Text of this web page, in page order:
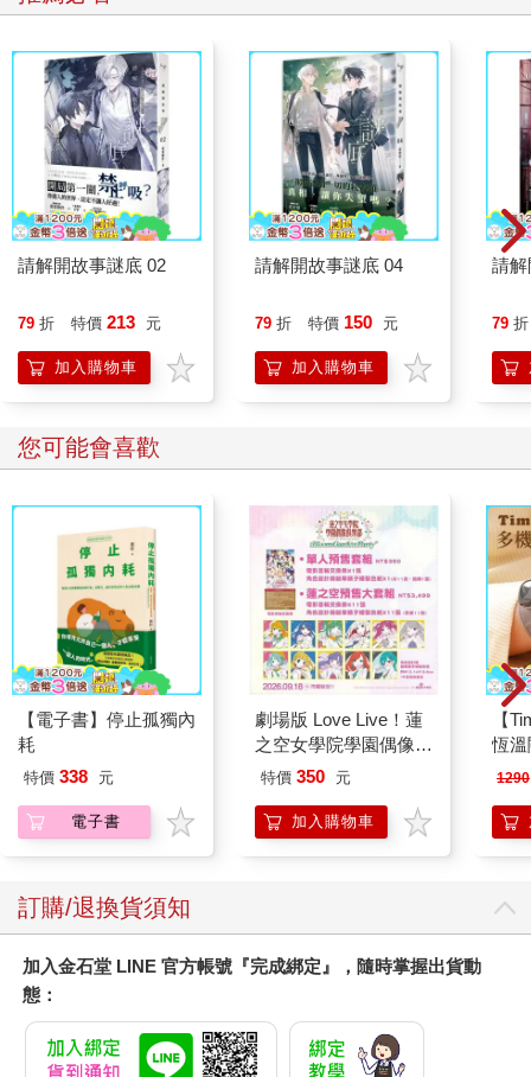
請解開故事謎底 02
79 折 特價 213 元
加入購物車
請解開故事謎底 04
79 折 特價 150 元
加入購物車
請解
79 折
您可能會喜歡
【電子書】停止孤獨內
耗
特價 338 元
電子書
劇場版 Love Live！蓮
之空女學院學園偶像俱
樂部 Bloom Garden
特價 350 元
加入購物車
【
恆
肩/
膝
1290
訂購/退換貨須知
加入金石堂 LINE 官方帳號『完成綁定』，隨時掌握出貨動
態：